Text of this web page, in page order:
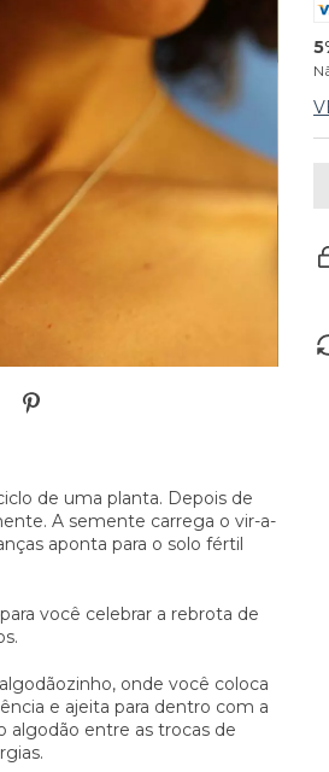
de uma planta. Depois de
A semente carrega o vir-a-
aponta para o solo fértil
você celebrar a rebrota de
onde você coloca
e ajeita para dentro com a
algodão entre as trocas de